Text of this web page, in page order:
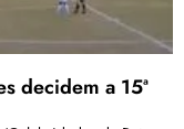
decidem a 15ª